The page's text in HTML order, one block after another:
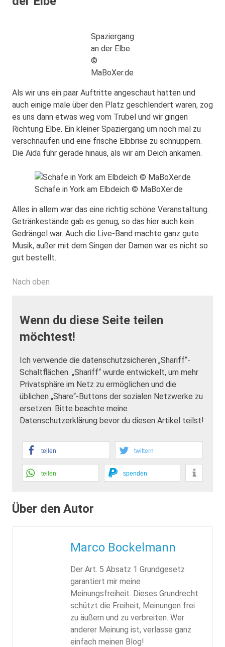
Spaziergang
an der Elbe
©
MaBoXer.de
Als wir uns ein paar Auftritte angeschaut hatten und
auch einige male über den Platz geschlendert waren, zog
es uns dann etwas weg vom Trubel und wir gingen
Richtung Elbe. Ein kleiner Spaziergang um noch mal zu
verschnaufen und eine frische Elbbrise zu schnuppern.
Die Aida fuhr gerade hinaus, als wir am Deich ankamen.
Schafe in York am Elbdeich © MaBoXer.de
Alles in allem war das eine richtig schöne Veranstaltung.
Getränkestände gab es genug, so das hier auch kein
Gedrängel war. Auch die Live-Band machte ganz gute
Musik, außer mit dem Singen der Damen war es nicht so
gut bestellt.
Nach oben
Wenn du diese Seite teilen
möchtest!
Ich verwende die datenschutzsicheren „Shariff“-
Schaltflächen. „Shariff“ wurde entwickelt, um mehr
Privatsphäre im Netz zu ermöglichen und die
üblichen „Share“-Buttons der sozialen Netzwerke zu
ersetzen. Bitte beachte meine
Datenschutzerklärung bevor du diesen Artikel teilst!
teilen twittern
teilen spenden
Über den Autor
Marco Bockelmann
Der Art. 5 Absatz 1 Grundgesetz
garantiert mir meine
Meinungsfreiheit. Dieses Grundrecht
schützt die Freiheit, Meinungen frei
zu äußern und zu verbreiten. Wer
anderer Meinung ist, verlasse ganz
einfach meinen Blog!